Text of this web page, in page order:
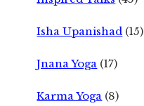
Isha Upanishad (15)
Jnana Yoga (17)
Karma Yoga (8)